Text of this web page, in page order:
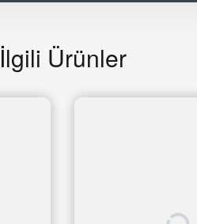
İlgili Ürünler